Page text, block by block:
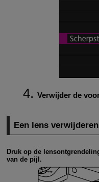
Verwijder de
Een lens verwijderen
Druk op de
van de pijl.